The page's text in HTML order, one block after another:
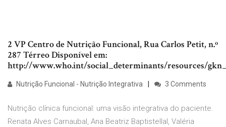
2 VP Centro de Nutrição Funcional, Rua Carlos Petit, n.º
287 Térreo Disponível em:
http://www.who.int/social_determinants/resources/
Nutrição Funcional - Nutrição Integrativa 3 Comments
Nutrição clínica funcional: uma visão integrativa do paciente.
Renata Alves CarnaubaI, Ana Beatriz BaptistellaI, Valéria